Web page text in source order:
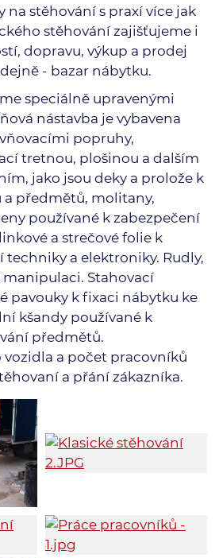
stěhování s praxí více jak
stěhování zajišťujeme i
dopravu, výkup a prodej
- bazar nábytku.
speciálně upravenými
nástavba je vybavena
popruhy,
tretnou, plošinou a dalším
jako jsou deky a prolože k
předmětů, molitany,
používané k zabezpečení
a strečové folie k
a elektroniky. Rudly,
manipulaci. Stahovací
pavouky k fixaci nábytku ke
kšandy používané k
předmětů.
a počet pracovníků
a přání zákazníka.